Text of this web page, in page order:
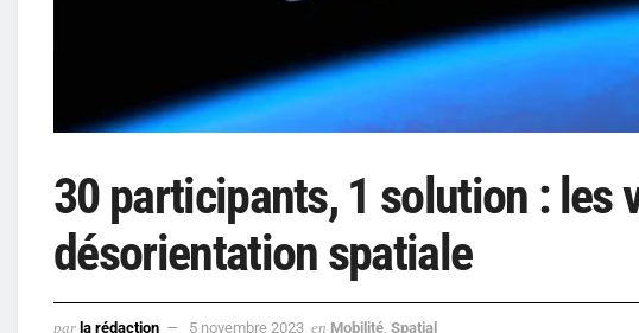
30 participants, 1 solution : les
désorientation spatiale
par la rédaction 5 novembre 2023 en Mobilité Spatial